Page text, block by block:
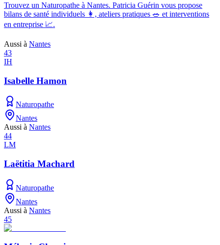
Trouvez un Naturopathe à Nantes. Patricia Guérin vous propose
bilans de santé individuels 👩, ateliers pratiques 🥗 et interventions
en entreprise 📈.
Aussi à Nantes
43
IH
Isabelle Hamon
Naturopathe
Nantes
Aussi à Nantes
44
LM
Laëtitia Machard
Naturopathe
Nantes
Aussi à Nantes
45